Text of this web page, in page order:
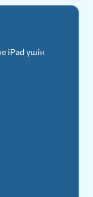
iPad үшін